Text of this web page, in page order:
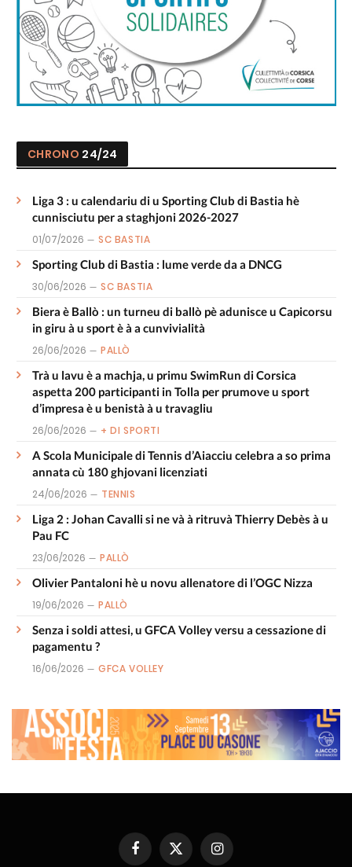
CHRONO 24/24
Liga 3 : u calendariu di u Sporting Club di Bastia hè
cunnisciutu per a staghjoni 2026-2027
01/07/2026 SC BASTIA
Sporting Club di Bastia : lume verde da a DNCG
30/06/2026 SC BASTIA
Biera è Ballò : un turneu di ballò pè adunisce u Capicorsu
in giru à u sport è à a cunvivialità
26/06/2026 PALLÒ
Trà u lavu è a machja, u primu SwimRun di Corsica
aspetta 200 participanti in Tolla per prumove u sport
d’impresa è u benistà à u travagliu
26/06/2026 + DI SPORTI
A Scola Municipale di Tennis d’Aiacciu celebra a so prima
annata cù 180 ghjovani licenziati
24/06/2026 TENNIS
Liga 2 : Johan Cavalli si ne và à ritruvà Thierry Debès à u
Pau FC
23/06/2026 PALLÒ
Olivier Pantaloni hè u novu allenatore di l’OGC Nizza
19/06/2026 PALLÒ
Senza i soldi attesi, u GFCA Volley versu a cessazione di
pagamentu ?
16/06/2026 GFCA VOLLEY
FacebookX
Instagram